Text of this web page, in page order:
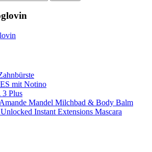
mit Notino
Plus
Mandel Milchbad & Body Balm
Instant Extensions Mascara